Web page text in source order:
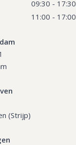
09:30 - 17:30
11:00 - 17:00
(Strijp)